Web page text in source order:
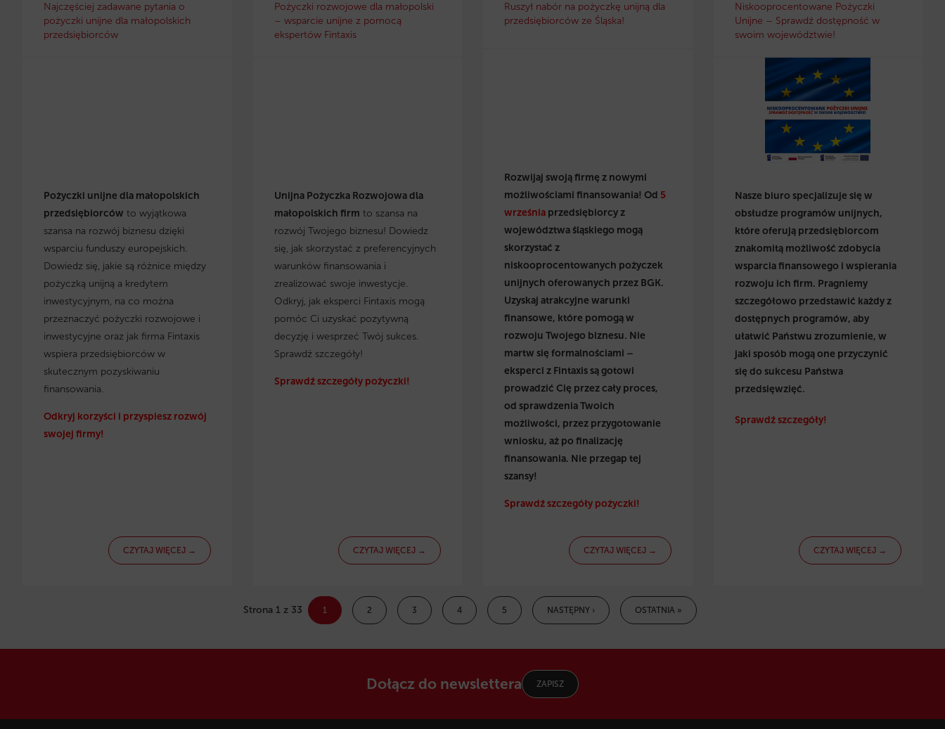
Najczęściej zadawane pytania o
pożyczki unijne dla małopolskich
przedsiębiorców
Pożyczki unijne dla małopolskich
przedsiębiorców to wyjątkowa
szansa na rozwój biznesu dzięki
wsparciu funduszy europejskich.
Dowiedz się, jakie są różnice między
pożyczką unijną a kredytem
inwestycyjnym, na co można
przeznaczyć pożyczki rozwojowe i
inwestycyjne oraz jak firma Fintaxis
wspiera przedsiębiorców w
skutecznym pozyskiwaniu
finansowania.
Odkryj korzyści i przyspiesz rozwój
swojej firmy!
CZYTAJ WIĘCEJ →
Pożyczki rozwojowe dla małopolski
– wsparcie unijne z pomocą
ekspertów Fintaxis
Unijna Pożyczka Rozwojowa dla
małopolskich firm to szansa na
rozwój Twojego biznesu! Dowiedz
się, jak skorzystać z preferencyjnych
warunków finansowania i
zrealizować swoje inwestycje.
Odkryj, jak eksperci Fintaxis mogą
pomóc Ci uzyskać pozytywną
decyzję i wesprzeć Twój sukces.
Sprawdź szczegóły!
Sprawdź szczegóły pożyczki!
CZYTAJ WIĘCEJ →
Ruszył nabór na pożyczkę unijną dla
przedsiębiorców ze Śląska!
Rozwijaj swoją firmę z nowymi
możliwościami finansowania! Od 5
września przedsiębiorcy z
województwa śląskiego mogą
skorzystać z
niskooprocentowanych pożyczek
unijnych oferowanych przez BGK.
Uzyskaj atrakcyjne warunki
finansowe, które pomogą w
rozwoju Twojego biznesu. Nie
martw się formalnościami –
eksperci z Fintaxis są gotowi
prowadzić Cię przez cały proces,
od sprawdzenia Twoich
możliwości, przez przygotowanie
wniosku, aż po finalizację
finansowania. Nie przegap tej
szansy!
Sprawdź szczegóły pożyczki!
CZYTAJ WIĘCEJ →
Niskooprocentowane Pożyczki
Unijne – Sprawdź dostępność w
swoim województwie!
Nasze biuro specjalizuje się w
obsłudze programów unijnych,
które oferują przedsiębiorcom
znakomitą możliwość zdobycia
wsparcia finansowego i wspierania
rozwoju ich firm. Pragniemy
szczegółowo przedstawić każdy z
dostępnych programów, aby
ułatwić Państwu zrozumienie, w
jaki sposób mogą one przyczynić
się do sukcesu Państwa
przedsięwzięć.
Sprawdź szczegóły!
CZYTAJ WIĘCEJ →
Strona 1 z 33 1 2 3 4 5 NASTĘPNY › OSTATNIA »
Dołącz do newslettera ZAPISZ